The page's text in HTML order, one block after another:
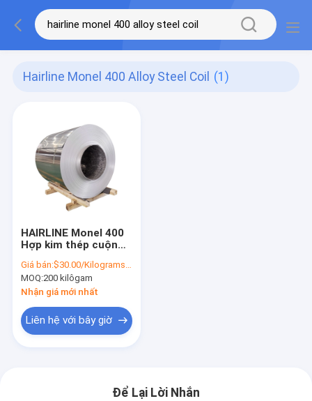
Hairline Monel 400 Alloy Steel Coil (1)
HAIRLINE Monel 400
Hợp kim thép cuộn
0.12mm-2.0mm
Tickness
Giá bán:$30.00/Kilograms 200-299 Kilograms
MOQ:200 kilôgam
Nhận giá mới nhất
Liên hệ với bây giờ
Để Lại Lời Nhắn